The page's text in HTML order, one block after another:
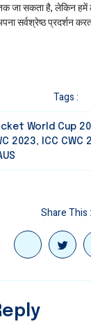
जा सकता है, लेकिन
सर्वश्रेष्ठ प्रदर्शन
Tags :
World Cup
2023, ICC CWC
Share This :